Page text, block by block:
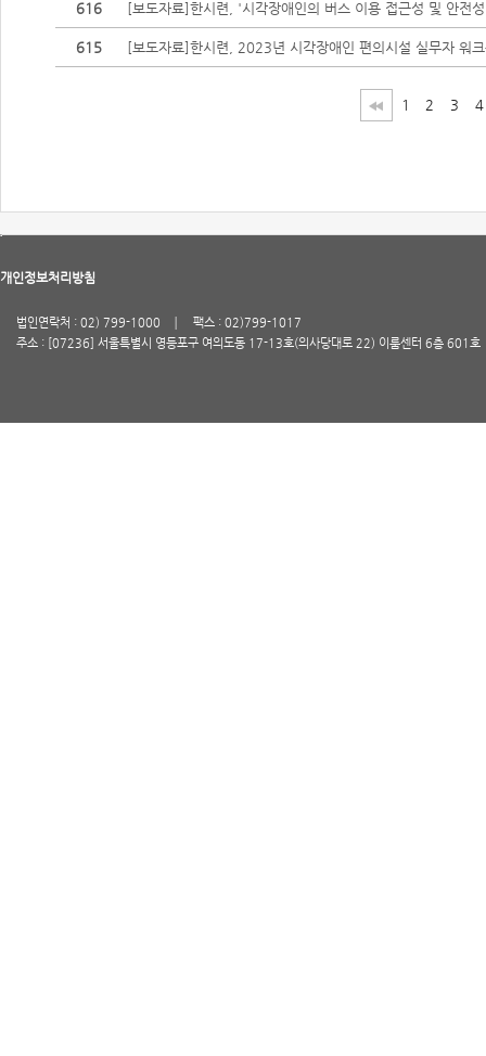
616 [보도자료]한시련, '시각장애인의 버스 이용 접근성 및 안전
615 [보도자료]한시련, 2023년 시각장애인 편의시설 실무자 워
1 2 3 4
개인정보처리방침
법인연락처 : 02) 799-1000
팩스 : 02)799-1017
주소 : [07236] 서울특별시 영등포구 여의도동 17-13호(의사당대로 22) 이룸센터 6층 601호